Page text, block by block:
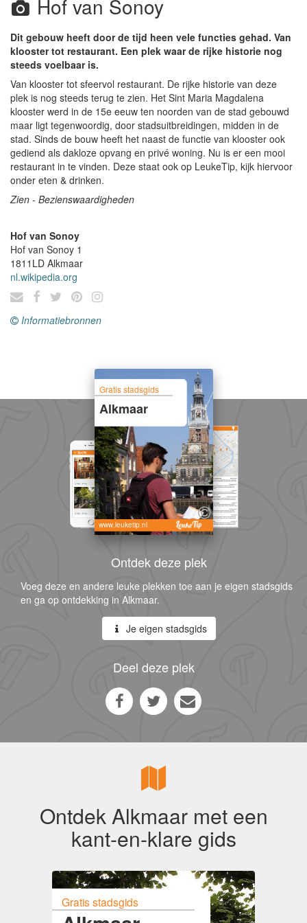
Hof van Sonoy
Dit gebouw heeft door de tijd heen vele functies gehad. Van
klooster tot restaurant. Een plek waar de rijke historie nog
steeds voelbaar is.
Van klooster tot sfeervol restaurant. De rijke historie van deze
plek is nog steeds terug te zien. Het Sint Maria Magdalena
klooster werd in de 15e eeuw ten noorden van de stad gebouwd
maar ligt tegenwoordig, door stadsuitbreidingen, midden in de
stad. Sinds de bouw heeft het naast de functie van klooster ook
gediend als dakloze opvang en privé woning. Nu is er een mooi
restaurant in te vinden. Deze staat ook op LeukeTip, kijk hiervoor
onder eten & drinken.
Zien - Bezienswaardigheden
Hof van Sonoy
Hof van Sonoy 1
1811LD Alkmaar
nl.wikipedia.org
Informatiebronnen
Gratis stadsgids
Alkmaar
www.leuketip.nl
Ontdek deze plek
Voeg deze en andere leuke plekken toe aan je eigen stadsgids
en ga op ontdekking in Alkmaar.
Je eigen stadsgids
Deel deze plek
Ontdek Alkmaar met een
kant-en-klare gids
Gratis stadsgids